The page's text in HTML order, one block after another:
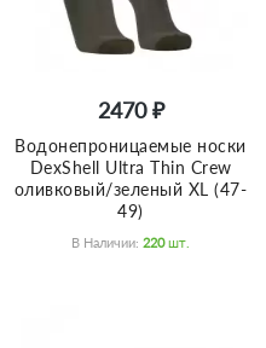
2470 ₽
Водонепроницаемые носки
DexShell Ultra Thin Crew
оливковый/зеленый XL (47-
49)
В Наличии: 220 Шт.